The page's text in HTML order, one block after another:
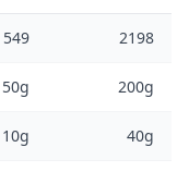
549 2198
50g 200g
10g 40g